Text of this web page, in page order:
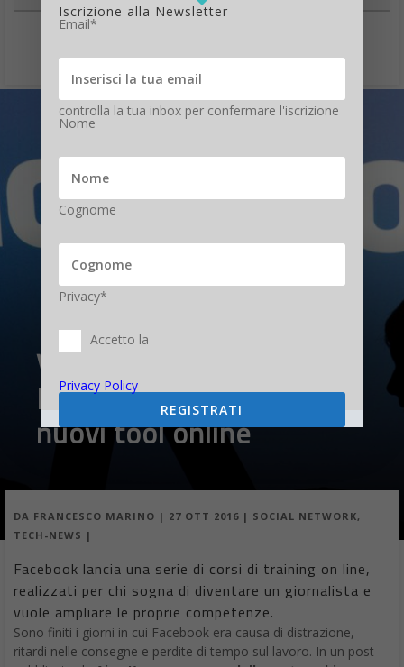
Vuoi fare il giornalista?
Impara con Facebook e i
nuovi tool online
FRANCESCO MARINO|27 OTT 2016|SOCIAL NETWORK,
TECH-NEWS|
vuole ampliare le proprie competenze.
Sono finiti i giorni in cui Facebook era causa di distrazione,
ritardi nelle consegne e perdite di tempo sul lavoro. In un post
Aine Kerr – manager della partnership
giornalistica di Facebook– è stato annunciato che il social
stia per lanciare una serie di corsi di training on line, realizzati
appositamente per chi sogna di diventare un giornalista e voglia
ampliare le proprie competenze.
controlla la tua inbox per confermare l'iscrizione
Nome
Cognome
Privacy*
Privacy Policy